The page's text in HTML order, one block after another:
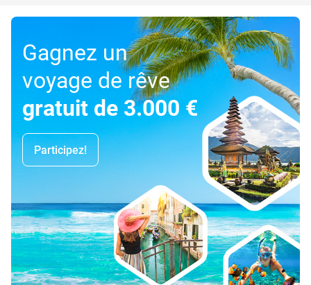
Gagnez un
voyage de rêve
gratuit de 3.000 €
Participez!